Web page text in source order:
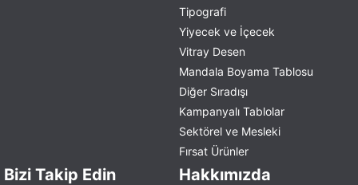
Tipografi
Yiyecek ve İçecek
Vitray Desen
Mandala Boyama Tablosu
Diğer Sıradışı
Kampanyalı Tablolar
Sektörel ve Mesleki
Fırsat Ürünler
Bizi Takip Edin Hakkımızda